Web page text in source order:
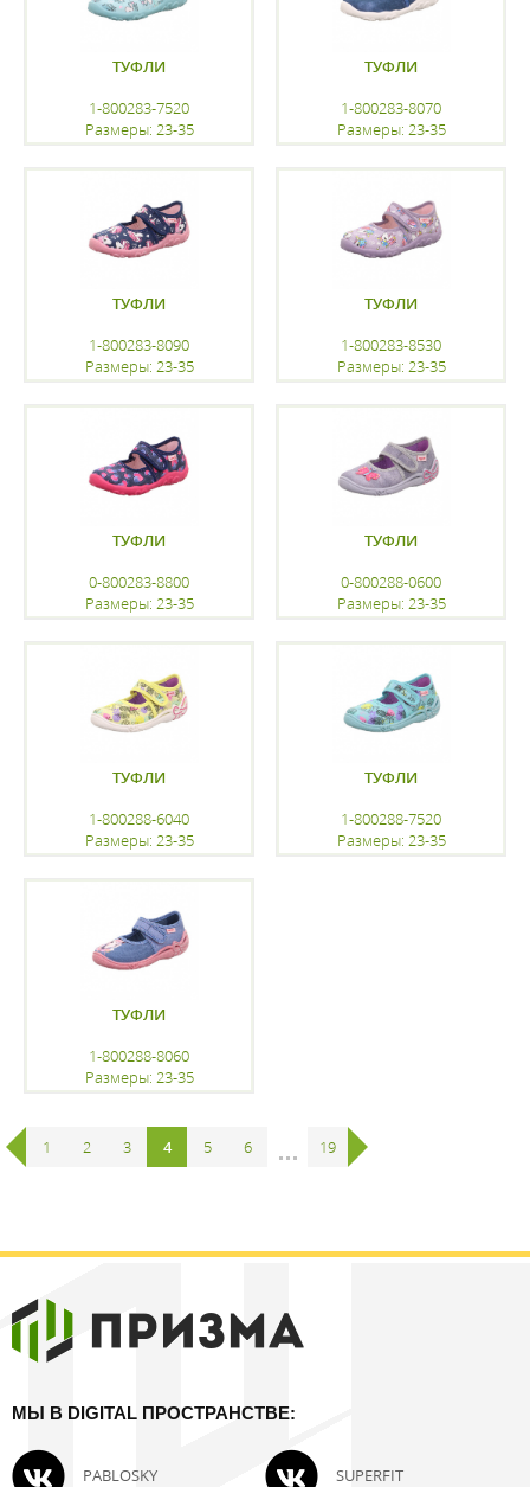
ТУФЛИ
1-800283-7520
Размеры: 23-35
ТУФЛИ
1-800283-8070
Размеры: 23-35
ТУФЛИ
1-800283-8090
Размеры: 23-35
ТУФЛИ
1-800283-8530
Размеры: 23-35
ТУФЛИ
0-800283-8800
Размеры: 23-35
ТУФЛИ
0-800288-0600
Размеры: 23-35
ТУФЛИ
1-800288-6040
Размеры: 23-35
ТУФЛИ
1-800288-7520
Размеры: 23-35
ТУФЛИ
1-800288-8060
Размеры: 23-35
1 2 3 4 5 6 19
МЫ В DIGITAL ПРОСТРАНСТВЕ:
PABLOSKY SUPERFIT